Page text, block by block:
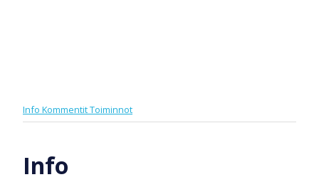
Info KommentitToiminnot
Info